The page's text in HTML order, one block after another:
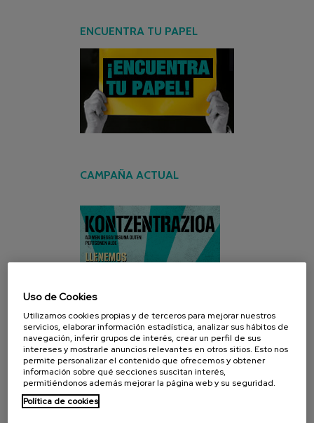
ENCUENTRA TU PAPEL
CAMPAÑA ACTUAL
Uso de Cookies
Utilizamos cookies propias y de terceros para mejorar nuestros
servicios, elaborar información estadística, analizar sus hábitos de
navegación, inferir grupos de interés, crear un perfil de sus
intereses y mostrarle anuncios relevantes en otros sitios. Esto nos
permite personalizar el contenido que ofrecemos y obtener
información sobre qué secciones suscitan interés,
permitiéndonos además mejorar la página web y su seguridad.
Política de cookies